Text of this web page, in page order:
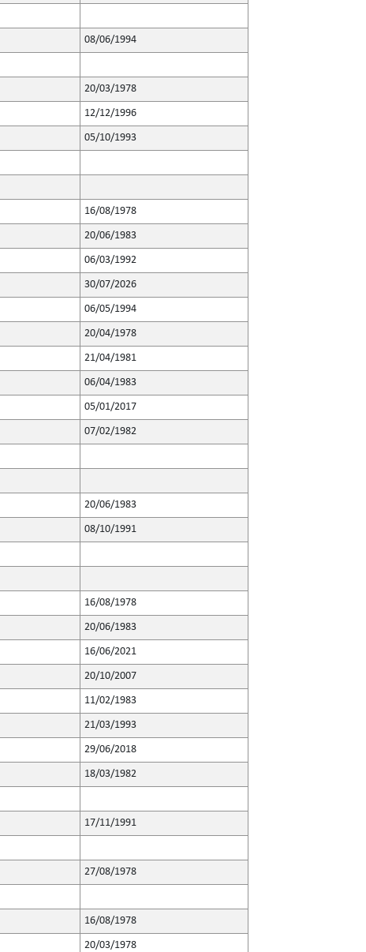
08/06/1994
20/03/1978
12/12/1996
05/10/1993
16/08/1978
20/06/1983
06/03/1992
30/07/2026
06/05/1994
20/04/1978
21/04/1981
06/04/1983
05/01/2017
07/02/1982
20/06/1983
08/10/1991
16/08/1978
20/06/1983
16/06/2021
20/10/2007
11/02/1983
21/03/1993
29/06/2018
18/03/1982
17/11/1991
27/08/1978
16/08/1978
20/03/1978